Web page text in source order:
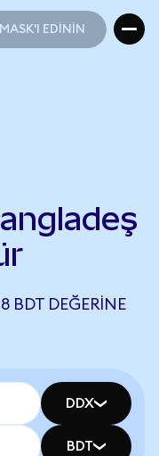
EDİNİN
BDT DEĞERINE
DDX
BDT